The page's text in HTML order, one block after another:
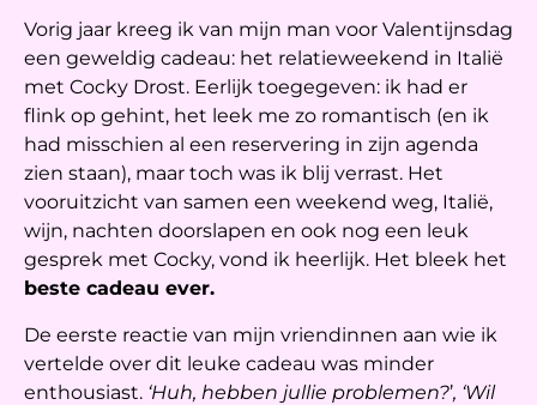
Vorig jaar kreeg ik van mijn man voor Valentijnsdag
een geweldig cadeau: het relatieweekend in Italië
met Cocky Drost. Eerlijk toegegeven: ik had er
flink op gehint, het leek me zo romantisch (en ik
had misschien al een reservering in zijn agenda
zien staan), maar toch was ik blij verrast. Het
vooruitzicht van samen een weekend weg, Italië,
wijn, nachten doorslapen en ook nog een leuk
gesprek met Cocky, vond ik heerlijk. Het bleek het
beste cadeau ever.
De eerste reactie van mijn vriendinnen aan wie ik
vertelde over dit leuke cadeau was minder
enthousiast. ‘Huh, hebben jullie problemen?’, ‘Wil